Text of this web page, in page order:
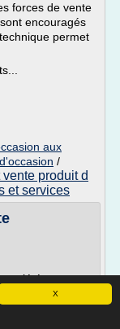
X
forces de vente
encouragés
permet
aux
/
vente produit d
et services
société
au capital de 8
rue Ernest
au